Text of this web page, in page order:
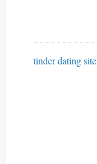
tinder dating site